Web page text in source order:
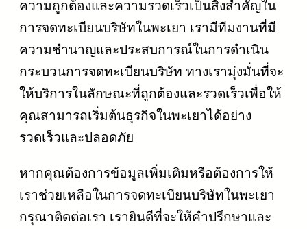
ความถูกต้องและความรวดเร็วเป็นสิ่งสำคัญใน
การจดทะเบียนบริษัทในพะเยา เรามีทีมงานที่มี
ความชำนาญและประสบการณ์ในการดำเนิน
กระบวนการจดทะเบียนบริษัท ทางเรามุ่งมั่นที่จะ
ให้บริการในลักษณะที่ถูกต้องและรวดเร็วเพื่อให้
คุณสามารถเริ่มต้นธุรกิจในพะเยาได้อย่าง
รวดเร็วและปลอดภัย
หากคุณต้องการข้อมูลเพิ่มเติมหรือต้องการให้
เราช่วยเหลือในการจดทะเบียนบริษัทในพะเยา
กรุณาติดต่อเรา เรายินดีที่จะให้คำปรึกษาและ